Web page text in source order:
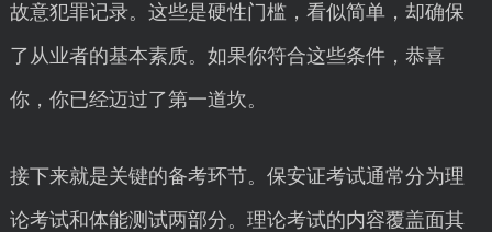
故意犯罪记录。这些是硬性门槛，看似简单，却确保
了从业者的基本素质。如果你符合这些条件，恭喜
你，你已经迈过了第一道坎。
接下来就是关键的备考环节。保安证考试通常分为理
论考试和体能测试两部分。理论考试的内容覆盖面其